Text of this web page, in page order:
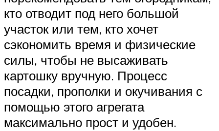
кто отводит под него большой
участок или тем, кто хочет
сэкономить время и физические
силы, чтобы не высаживать
картошку вручную. Процесс
посадки, прополки и окучивания с
помощью этого агрегата
максимально прост и удобен.